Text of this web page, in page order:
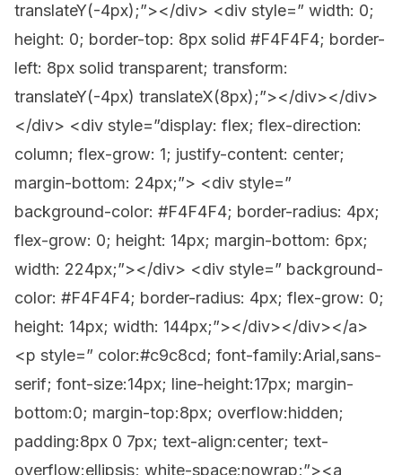
translateY(-4px);”></div> <div style=” width: 0;
height: 0; border-top: 8px solid #F4F4F4; border-
left: 8px solid transparent; transform:
translateY(-4px) translateX(8px);”></div></div>
</div> <div style=”display: flex; flex-direction:
column; flex-grow: 1; justify-content: center;
margin-bottom: 24px;”> <div style=”
background-color: #F4F4F4; border-radius: 4px;
flex-grow: 0; height: 14px; margin-bottom: 6px;
width: 224px;”></div> <div style=” background-
color: #F4F4F4; border-radius: 4px; flex-grow: 0;
height: 14px; width: 144px;”></div></div></a>
<p style=” color:#c9c8cd; font-family:Arial,sans-
serif; font-size:14px; line-height:17px; margin-
bottom:0; margin-top:8px; overflow:hidden;
padding:8px 0 7px; text-align:center; text-
overflow:ellipsis; white-space:nowrap;”><a